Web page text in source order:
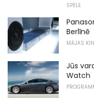
SPĒLE
Berlīnē
MĀJAS
Jūs
Watch